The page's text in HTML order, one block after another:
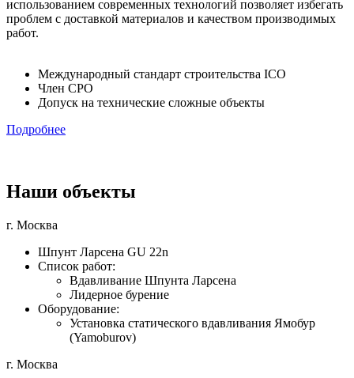
использованием современных технологий позволяет избегать
проблем с доставкой материалов и качеством производимых
работ.
Международный стандарт строительства ICO
Член СРО
Допуск на технические сложные объекты
Подробнее
Наши объекты
г. Москва
Шпунт Ларсена GU 22n
Список работ:
Вдавливание Шпунта Ларсена
Лидерное бурение
Оборудование:
Установка статического вдавливания Ямобур
(Yamoburov)
г. Москва